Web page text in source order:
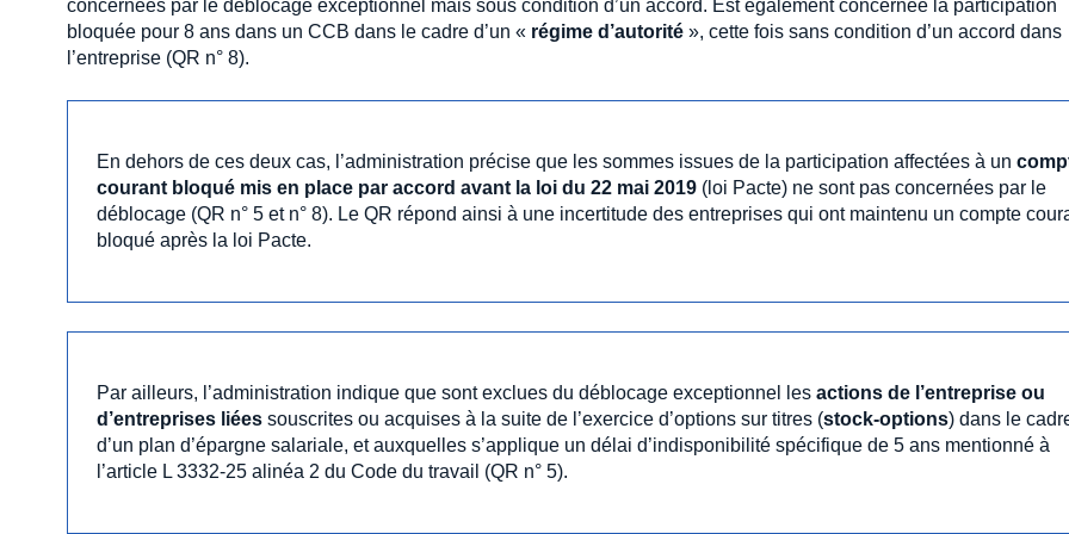
concernées par le déblocage exceptionnel mais sous condition d’un accord. Est également concernée la participation
bloquée pour 8 ans dans un CCB dans le cadre d’un « régime d’autorité », cette fois sans condition d’un accord dans
l’entreprise (QR n° 8).
En dehors de ces deux cas, l’administration précise que les sommes issues de la participation affectées à un
courant bloqué mis en place par accord avant la loi du 22 mai 2019 (loi Pacte) ne sont pas concernées par le
déblocage (QR n° 5 et n° 8). Le QR répond ainsi à une incertitude des entreprises qui ont maintenu un compte
bloqué après la loi Pacte.
Par ailleurs, l’administration indique que sont exclues du déblocage exceptionnel les actions de l’entreprise ou
d’entreprises liées souscrites ou acquises à la suite de l’exercice d’options sur titres (stock-options) dans le
d’un plan d’épargne salariale, et auxquelles s’applique un délai d’indisponibilité spécifique de 5 ans mentionné à
l’article L 3332-25 alinéa 2 du Code du travail (QR n° 5).